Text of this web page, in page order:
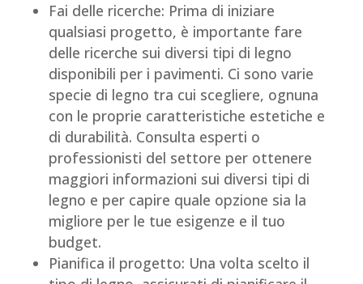
Fai delle ricerche: Prima di iniziare
qualsiasi progetto, è importante fare
delle ricerche sui diversi tipi di legno
disponibili per i pavimenti. Ci sono varie
specie di legno tra cui scegliere, ognuna
con le proprie caratteristiche estetiche e
di durabilità. Consulta esperti o
professionisti del settore per ottenere
maggiori informazioni sui diversi tipi di
legno e per capire quale opzione sia la
migliore per le tue esigenze e il tuo
budget.
Pianifica il progetto: Una volta scelto il